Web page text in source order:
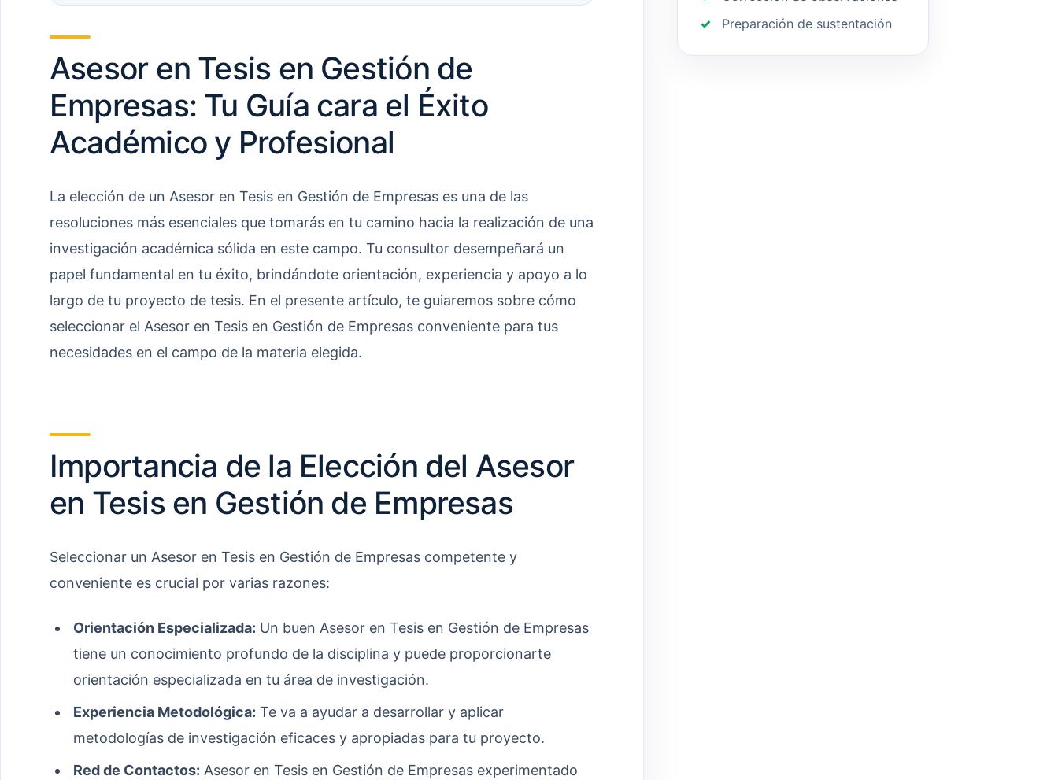
Asesor en Tesis en Gestión de
Empresas: Tu Guía cara el Éxito
Académico y Profesional
La elección de un Asesor en Tesis en Gestión de Empresas es una de las
resoluciones más esenciales que tomarás en tu camino hacia la realización de una
investigación académica sólida en este campo. Tu consultor desempeñará un
papel fundamental en tu éxito, brindándote orientación, experiencia y apoyo a lo
largo de tu proyecto de tesis. En el presente artículo, te guiaremos sobre cómo
seleccionar el Asesor en Tesis en Gestión de Empresas conveniente para tus
necesidades en el campo de la materia elegida.
Importancia de la Elección del Asesor
en Tesis en Gestión de Empresas
Seleccionar un Asesor en Tesis en Gestión de Empresas competente y
conveniente es crucial por varias razones:
Orientación Especializada: Un buen Asesor en Tesis en Gestión de Empresas
tiene un conocimiento profundo de la disciplina y puede proporcionarte
orientación especializada en tu área de investigación.
Experiencia Metodológica: Te va a ayudar a desarrollar y aplicar
metodologías de investigación eficaces y apropiadas para tu proyecto.
Red de Contactos: Asesor en Tesis en Gestión de Empresas experimentado
Preparación de sustentación